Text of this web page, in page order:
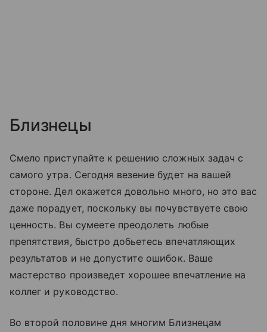
Близнецы
Смело приступайте к решению сложных задач с
самого утра. Сегодня везение будет на вашей
стороне. Дел окажется довольно много, но это вас
даже порадует, поскольку вы почувствуете свою
ценность. Вы сумеете преодолеть любые
препятствия, быстро добьетесь впечатляющих
результатов и не допустите ошибок. Ваше
мастерство произведет хорошее впечатление на
коллег и руководство.
Во второй половине дня многим Близнецам